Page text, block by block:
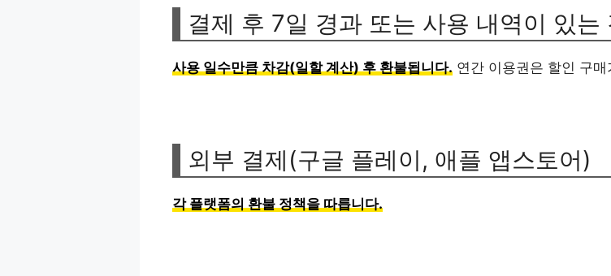
결제 후 7일 경과 또는 사용 내역이 있는
사용 일수만큼 차감(일할 계산) 후 환불됩니다. 연간 이용권은 할인 구
외부 결제(구글 플레이, 애플 앱스토어)
각 플랫폼의 환불 정책을 따릅니다.